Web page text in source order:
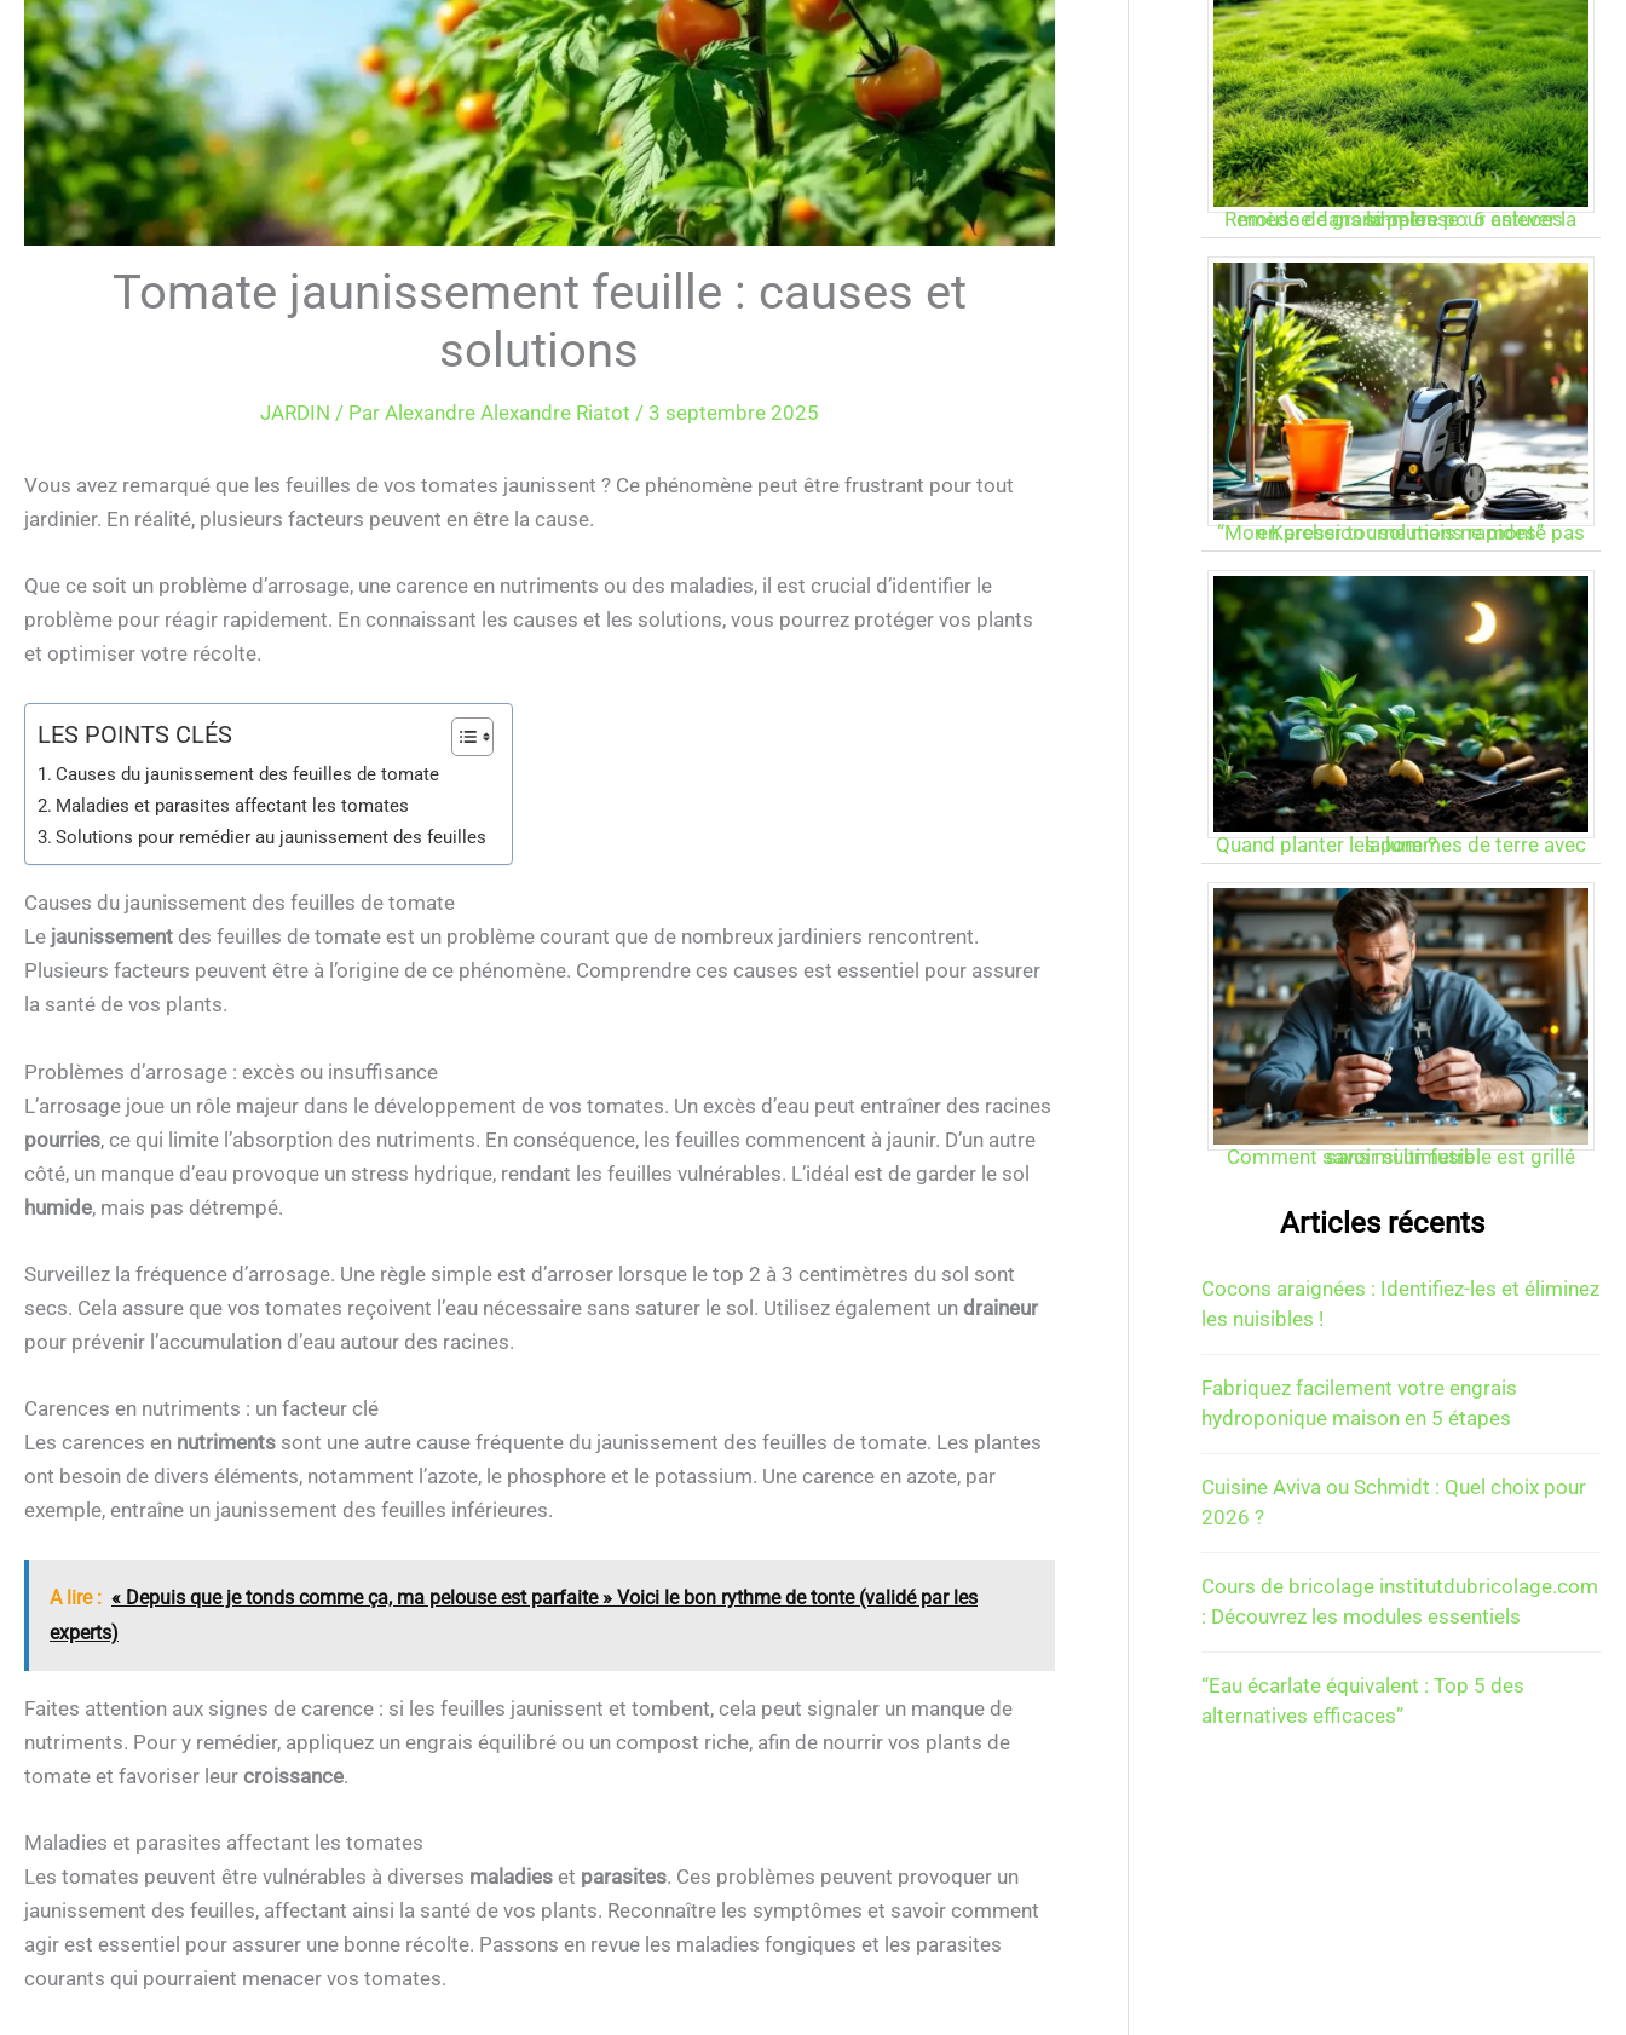
Tomate jaunissement feuille : causes et
solutions
JARDIN / Par Alexandre Alexandre Riatot / 3 septembre 2025
Vous avez remarqué que les feuilles de vos tomates jaunissent ? Ce phénomène peut être frustrant pour tout
jardinier. En réalité, plusieurs facteurs peuvent en être la cause.
Que ce soit un problème d’arrosage, une carence en nutriments ou des maladies, il est crucial d’identifier le
problème pour réagir rapidement. En connaissant les causes et les solutions, vous pourrez protéger vos plants
et optimiser votre récolte.
LES POINTS CLÉS
Causes du jaunissement des feuilles de tomate
Maladies et parasites affectant les tomates
Solutions pour remédier au jaunissement des feuilles
Causes du jaunissement des feuilles de tomate
Le jaunissement des feuilles de tomate est un problème courant que de nombreux jardiniers rencontrent.
Plusieurs facteurs peuvent être à l’origine de ce phénomène. Comprendre ces causes est essentiel pour assurer
la santé de vos plants.
Problèmes d’arrosage : excès ou insuffisance
L’arrosage joue un rôle majeur dans le développement de vos tomates. Un excès d’eau peut entraîner des racines
pourries, ce qui limite l’absorption des nutriments. En conséquence, les feuilles commencent à jaunir. D’un autre
côté, un manque d’eau provoque un stress hydrique, rendant les feuilles vulnérables. L’idéal est de garder le sol
humide, mais pas détrempé.
Surveillez la fréquence d’arrosage. Une règle simple est d’arroser lorsque le top 2 à 3 centimètres du sol sont
secs. Cela assure que vos tomates reçoivent l’eau nécessaire sans saturer le sol. Utilisez également un draineur
pour prévenir l’accumulation d’eau autour des racines.
Carences en nutriments : un facteur clé
Les carences en nutriments sont une autre cause fréquente du jaunissement des feuilles de tomate. Les plantes
ont besoin de divers éléments, notamment l’azote, le phosphore et le potassium. Une carence en azote, par
exemple, entraîne un jaunissement des feuilles inférieures.
A lire : « Depuis que je tonds comme ça, ma pelouse est parfaite » Voici le bon rythme de tonte (validé par les
experts)
Faites attention aux signes de carence : si les feuilles jaunissent et tombent, cela peut signaler un manque de
nutriments. Pour y remédier, appliquez un engrais équilibré ou un compost riche, afin de nourrir vos plants de
tomate et favoriser leur croissance.
Maladies et parasites affectant les tomates
Les tomates peuvent être vulnérables à diverses maladies et parasites. Ces problèmes peuvent provoquer un
jaunissement des feuilles, affectant ainsi la santé de vos plants. Reconnaître les symptômes et savoir comment
agir est essentiel pour assurer une bonne récolte. Passons en revue les maladies fongiques et les parasites
courants qui pourraient menacer vos tomates.
Remède de grand-mère pour enlever la mousse dans la pelouse : 6 astuces simples
“Mon Karcher tourne mais ne monte pas en pression : solutions rapides”
Quand planter les pommes de terre avec la lune ?
Comment savoir si un fusible est grillé sans multimetre
Articles récents
Cocons araignées : Identifiez-les et éliminez
les nuisibles !
Fabriquez facilement votre engrais
hydroponique maison en 5 étapes
Cuisine Aviva ou Schmidt : Quel choix pour
2026 ?
Cours de bricolage institutdubricolage.com
: Découvrez les modules essentiels
“Eau écarlate équivalent : Top 5 des
alternatives efficaces”